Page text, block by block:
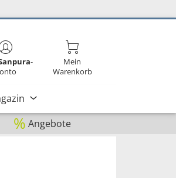
-
Mein
Warenkorb
% Angebote